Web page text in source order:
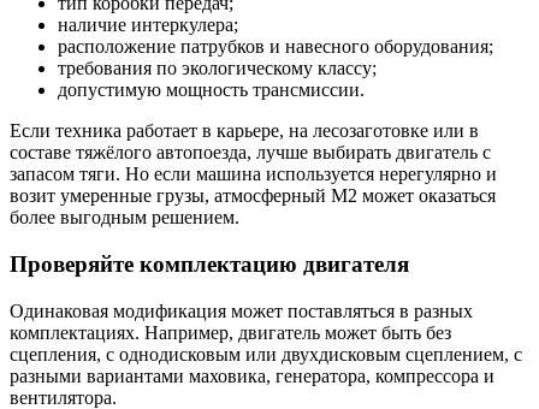
наличие интеркулера;
расположение патрубков и навесного оборудования;
требования по экологическому классу;
допустимую мощность трансмиссии.
Если техника работает в карьере, на лесозаготовке или в
составе тяжёлого автопоезда, лучше выбирать двигатель с
запасом тяги. Но если машина используется нерегулярно и
возит умеренные грузы, атмосферный М2 может оказаться
более выгодным решением.
Проверяйте комплектацию двигателя
Одинаковая модификация может поставляться в разных
комплектациях. Например, двигатель может быть без
сцепления, с однодисковым или двухдисковым сцеплением, с
разными вариантами маховика, генератора, компрессора и
вентилятора.